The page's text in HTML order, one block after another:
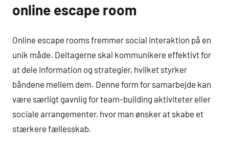
online escape room
Online escape rooms fremmer social interaktion på en
unik måde. Deltagerne skal kommunikere effektivt for
at dele information og strategier, hvilket styrker
båndene mellem dem. Denne form for samarbejde kan
være særligt gavnlig for team-building aktiviteter eller
sociale arrangementer, hvor man ønsker at skabe et
stærkere fællesskab.